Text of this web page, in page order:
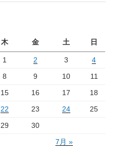
木 金 土 日
1 2 3
4
8 9 10
11
15 16 17
18
22 23 24
25
29
30
7月 »